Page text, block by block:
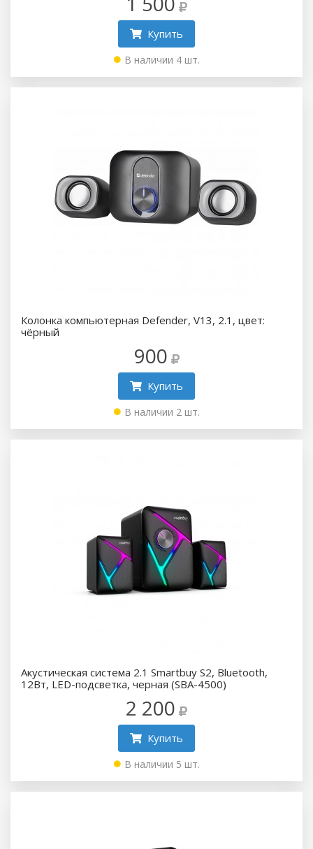
Купить
В наличии 4 шт.
Колонка компьютерная Defender, V13, 2.1, цвет:
чёрный
900
Купить
В наличии 2 шт.
Акустическая система 2.1 Smartbuy S2, Bluetooth,
12Вт, LED-подсветка, черная (SBA-4500)
2 200
Купить
В наличии 5 шт.